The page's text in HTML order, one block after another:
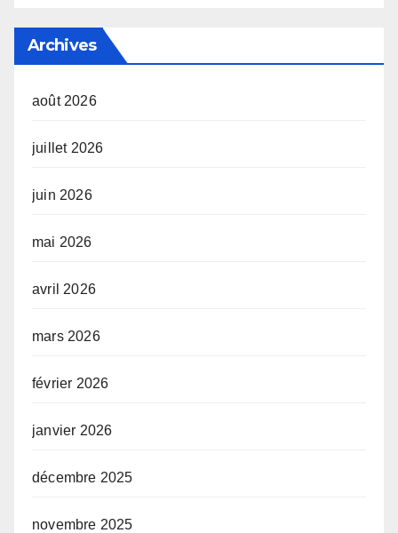
Archives
août 2026
juillet 2026
juin 2026
mai 2026
avril 2026
mars 2026
février 2026
janvier 2026
décembre 2025
novembre 2025